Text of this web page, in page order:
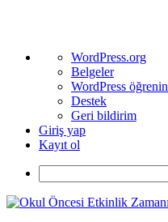
WordPress
hakkında
WordPress.org
Belgeler
WordPress öğrenin
Destek
Geri bildirim
Giriş yap
Kayıt ol